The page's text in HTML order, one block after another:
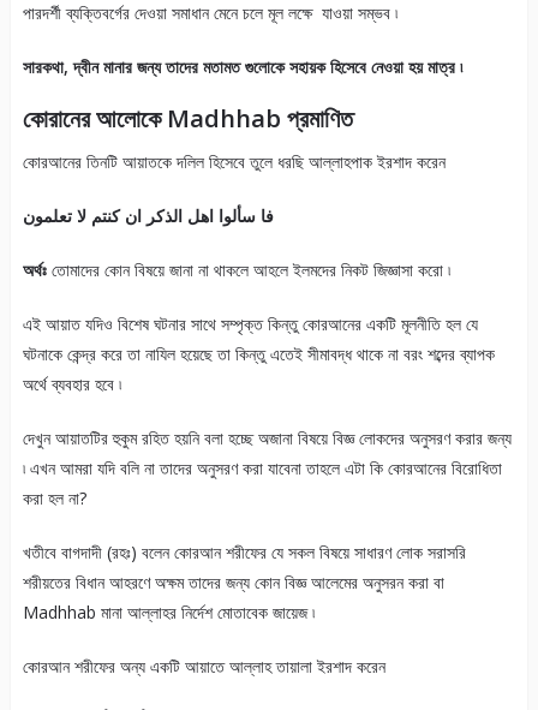
পারদর্শী ব্যক্তিবর্গের দেওয়া সমাধান মেনে চলে মূল লক্ষে যাওয়া সম্ভব ৷
সারকথা, দ্বীন মানার জন্য তাদের মতামত গুলোকে সহায়ক হিসেবে নেওয়া হয় মাত্র ৷
কোরানের আলোকে Madhhab প্রমাণিত
কোরআনের তিনটি আয়াতকে দলিল হিসেবে তুলে ধরছি আল্লাহপাক ইরশাদ করেন
فا سألوا اهل الذكر ان كنتم لا تعلمون
অর্থঃতোমাদের কোন বিষয়ে জানা না থাকলে আহলে ইলমদের নিকট জিজ্ঞাসা করো ৷
এই আয়াত যদিও বিশেষ ঘটনার সাথে সম্পৃক্ত কিন্তু কোরআনের একটি মূলনীতি হল যে
ঘটনাকে কেন্দ্র করে তা নাযিল হয়েছে তা কিন্তু এতেই সীমাবদ্ধ থাকে না বরং শব্দের ব্যাপক
অর্থে ব্যবহার হবে ৷
দেখুন আয়াতটির হুকুম রহিত হয়নি বলা হচ্ছে অজানা বিষয়ে বিজ্ঞ লোকদের অনুসরণ করার জন্য
৷ এখন আমরা যদি বলি না তাদের অনুসরণ করা যাবেনা তাহলে এটা কি কোরআনের বিরোধিতা
করা হল না?
খতীবে বাগদাদী (রহঃ) বলেন কোরআন শরীফের যে সকল বিষয়ে সাধারণ লোক সরাসরি
শরীয়তের বিধান আহরণে অক্ষম তাদের জন্য কোন বিজ্ঞ আলেমের অনুসরন করা বা
Madhhab মানা আল্লাহর নির্দেশ মোতাবেক জায়েজ ৷
কোরআন শরীফের অন্য একটি আয়াতে আল্লাহ তায়ালা ইরশাদ করেন